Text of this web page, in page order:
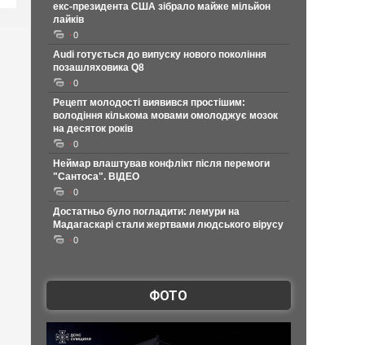
екс-президента США зібрало майже мільйон
лайків
0
Audi готується до випуску нового покоління
позашляховика Q8
0
Рецепт молодості виявився простішим:
володіння кількома мовами омолоджує мозок
на десяток років
0
Неймар влаштував конфлікт після перемоги
"Сантоса". ВІДЕО
0
Достатньо було погладити: лемури на
Мадагаскарі стали жертвами людського вірусу
0
ФОТО